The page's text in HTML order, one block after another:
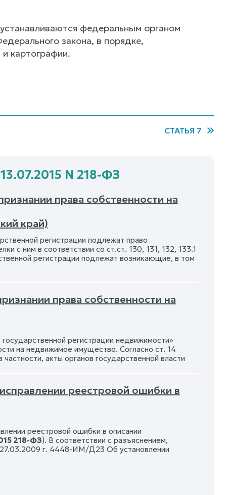
федеральным органом
закона, в порядке,
картографии.
СТАТЬЯ 7
N 218-ФЗ
права собственности на
край)
регистрации подлежат право
с ним в соответствии со ст.ст. 130, 131, 132, 133.1
регистрации подлежат возникающие, в том
права собственности на
регистрации недвижимости»
на недвижимое имущество. Согласно ст. 14
акты органов государственной власти
реестровой ошибки в
реестровой ошибки в описании
218-ФЗ). В соответствии с разъяснением,
г. 4448-ИМ/Д23 Об установлении